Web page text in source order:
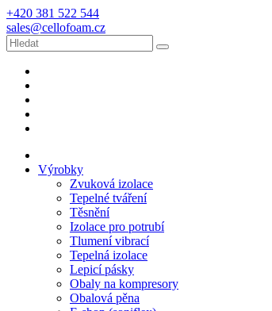
+420 381 522 544
sales@cellofoam.cz
Výrobky
Zvuková izolace
Tepelné tváření
Těsnění
Izolace pro potrubí
Tlumení vibrací
Tepelná izolace
Lepicí pásky
Obaly na kompresory
Obalová pěna